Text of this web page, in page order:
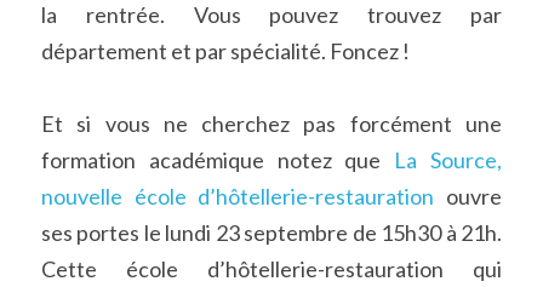
la rentrée. Vous pouvez trouvez par
département et par spécialité. Foncez !
Et si vous ne cherchez pas forcément une
formation académique notez que La Source,
nouvelle école d’hôtellerie-restauration ouvre
ses portes le lundi 23 septembre de 15h30 à 21h.
Cette école d’hôtellerie-restauration qui